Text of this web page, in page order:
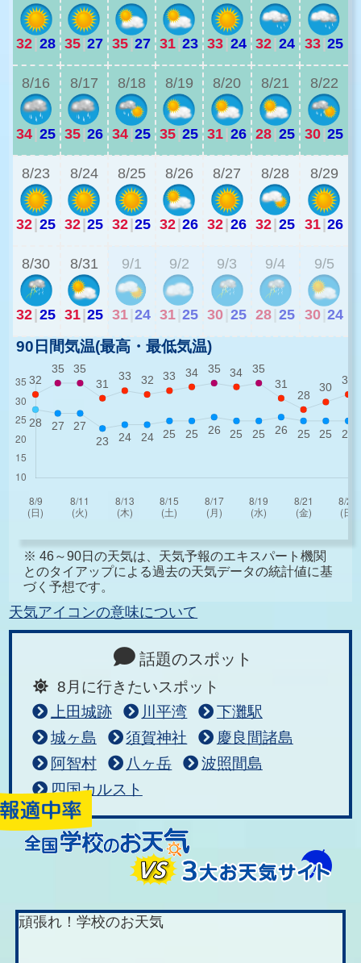
32|28 35|27 35|27 31|23 33|24 32|24 33|25
8/16
34|25
8/17
35|26
8/18
34|25
8/19
35|25
8/20
31|26
8/21
28|25
8/22
30|25
8/23
32|25
8/24
32|25
8/25
32|25
8/26
32|26
8/27
32|26
8/28
32|25
8/29
31|26
8/30
32|25
8/31
31|25
9/1
31 24
9/2
31 25
9/3
30 25
9/4
28 25
9/5
30 24
90日間気温(最高・最低気温)
※ 46～90日の天気は、天気予報のエキスパート機関
とのタイアップによる過去の天気データの統計値に基
づく予想です。
天気アイコンの意味について
話題のスポット
8月に行きたいスポット
上田城跡
川平湾
下灘駅
城ヶ島
須賀神社
慶良間諸島
阿智村
八ヶ岳
波照間島
四国カルスト
頑張れ！学校のお天気